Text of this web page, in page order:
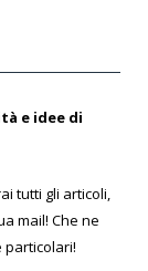
e idee di
tutti gli articoli,
mail! Che ne
particolari!